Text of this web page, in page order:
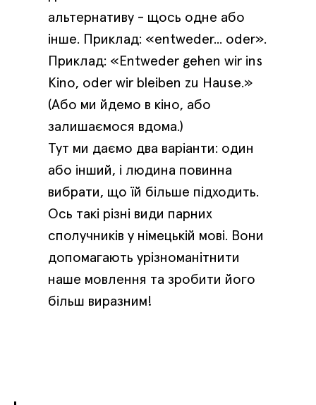
альтернативу - щось одне або
інше. Приклад: «entweder... oder».
Приклад: «Entweder gehen wir ins
Kino, oder wir bleiben zu Hause.»
(Або ми йдемо в кіно, або
залишаємося вдома.)
Тут ми даємо два варіанти: один
або інший, і людина повинна
вибрати, що їй більше підходить.
Ось такі різні види парних
сполучників у німецькій мові. Вони
допомагають урізноманітнити
наше мовлення та зробити його
більш виразним!